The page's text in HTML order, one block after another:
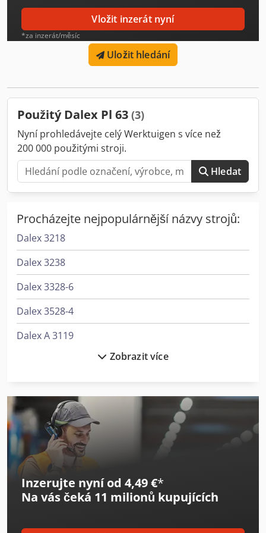
Vložit inzerát nyní
*za inzerát/měsíc
Uložit hledání
Použitý Dalex Pl 63 (3)
Nyní prohledávejte celý Werktuigen s více než
200 000 použitými stroji.
Hledat
Procházejte nejpopulárnější názvy strojů:
Dalex 3218
Dalex 3238
Dalex 3328-6
Dalex 3528-4
Dalex A 3119
Dalex Pms 10-4
Dalex Pms 12
Dalex Pms 14-4
Dalex Sf 16
Dalex Sf 204
Dalex Sf 8
Zobrazit více
Inzerujte nyní od 4,49 €*
Na vás čeká 11 milionů kupujících